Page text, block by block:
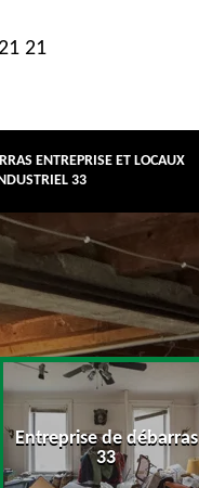
21
ENTREPRISE ET LOCAUX
33
Entreprise de débarras
33